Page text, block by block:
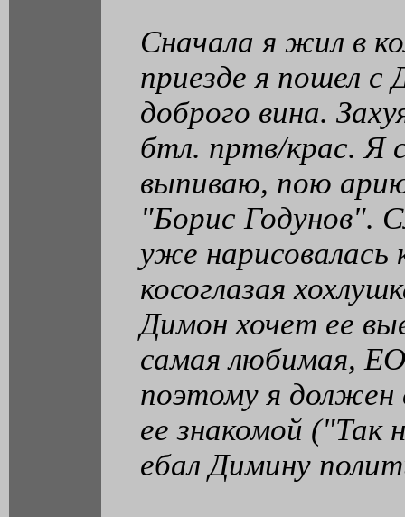
Сначала я жил в
приезде я пошел
доброго вина.
бтл. пртв/крас. Я
выпиваю, пою
"Борис Годунов".
уже нарисовалась
косоглазая
Димон хочет ее
самая любимая,
поэтому я должен
ее знакомой
ебал Димину